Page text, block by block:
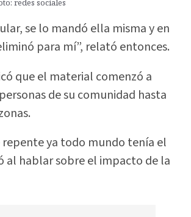
redes sociales
se lo mandó ella misma y en
para mí”, relató entonces.
que el material comenzó a
de su comunidad hasta
repente ya todo mundo tenía el
al hablar sobre el impacto de la